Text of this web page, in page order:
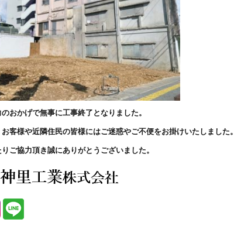
おかげで無事に工事終了となりました。
客様や近隣住民の皆様にはご迷惑やご不便をお掛けいたしました。
ご協力頂き誠にありがとうございました。